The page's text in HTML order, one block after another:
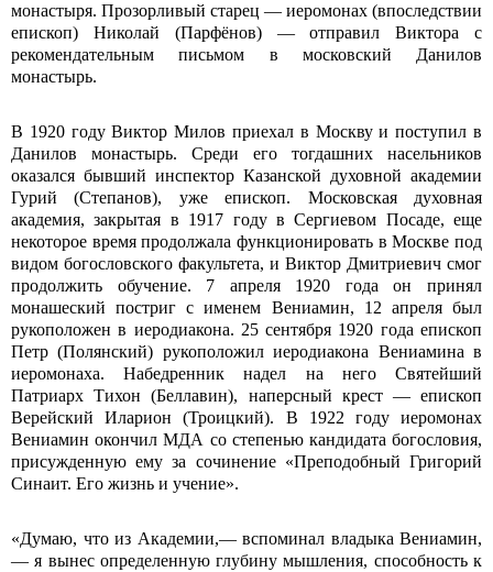
монастыря. Прозорливый старец ― иеромонах (впоследствии
епископ) Николай (Парфёнов) — отправил Виктора с
рекомендательным письмом в московский Данилов
монастырь.
В 1920 году Виктор Милов приехал в Москву и поступил в
Данилов монастырь. Среди его тогдашних насельников
оказался бывший инспектор Казанской духовной академии
Гурий (Степанов), уже епископ. Московская духовная
академия, закрытая в 1917 году в Сергиевом Посаде, еще
некоторое время продолжала функционировать в Москве под
видом богословского факультета, и Виктор Дмитриевич смог
продолжить обучение. 7 апреля 1920 года он принял
монашеский постриг с именем Вениамин, 12 апреля был
рукоположен в иеродиакона. 25 сентября 1920 года епископ
Петр (Полянский) рукоположил иеродиакона Вениамина в
иеромонаха. Набедренник надел на него Святейший
Патриарх Тихон (Беллавин), наперсный крест — епископ
Верейский Иларион (Троицкий). В 1922 году иеромонах
Вениамин окончил МДА со степенью кандидата богословия,
присужденную ему за сочинение «Преподобный Григорий
Синаит. Его жизнь и учение».
«Думаю, что из Академии,— вспоминал владыка Вениамин,
— я вынес определенную глубину мышления, способность к